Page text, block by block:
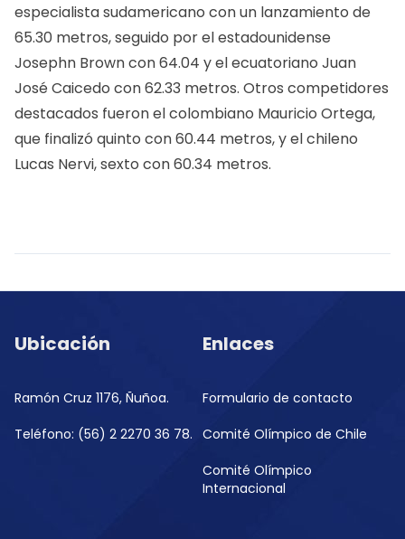
especialista sudamericano con un lanzamiento de
65.30 metros, seguido por el estadounidense
Josephn Brown con 64.04 y el ecuatoriano Juan
José Caicedo con 62.33 metros. Otros competidores
destacados fueron el colombiano Mauricio Ortega,
que finalizó quinto con 60.44 metros, y el chileno
Lucas Nervi, sexto con 60.34 metros.
Ubicación
Ramón Cruz 1176, Ñuñoa.
Teléfono: (56) 2 2270 36 78.
Enlaces
Formulario de contacto
Comité Olímpico de Chile
Comité Olímpico
Internacional